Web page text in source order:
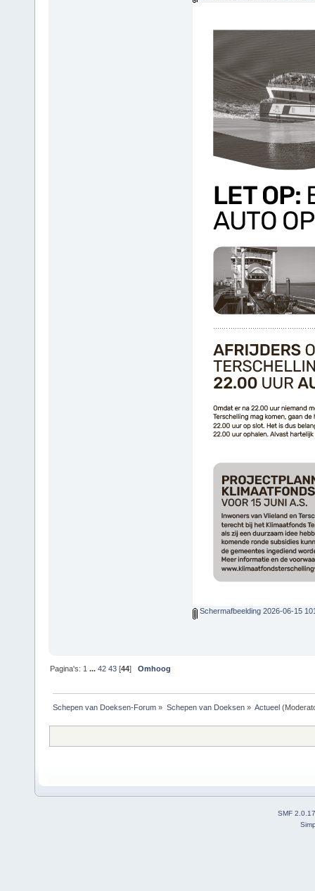
Schermafbeelding 2026-06-15
Pagina's: 1 ...42 43 [44]Omhoog
Schepen van Doeksen-Forum » Schepen van Doeksen» Actueel
SMF 2.0.17